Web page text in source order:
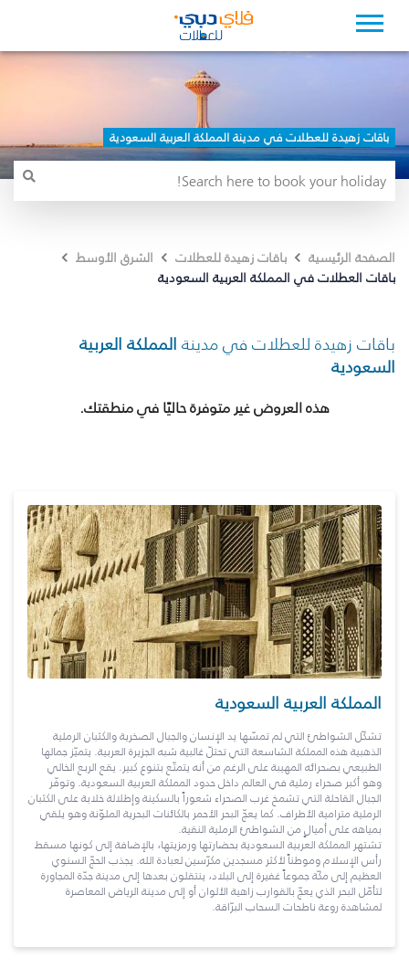
باقات زهيدة للعطلات في مدينة المملكة العربية السعودية
الصفحة الرئيسية باقات زهيدة للعطلات
الشرق الأوسط
باقات العطلات في المملكة العربية السعودية
باقات زهيدة للعطلات في مدينة المملكة العربية
السعودية
هذه العروض غير متوفرة حاليًا في منطقتك.
المملكة العربية السعودية
تشكّل الشواطئ التي لم تمسّها يد الإنسان والجبال الصخرية والكثبان الرملية
الذهبية هذه المملكة الشاسعة التي تحتلّ غالبية شبه الجزيرة العربية. يتميّز جمالها
الطبيعي بصحرائه المهيبة على الرغم من أنه يتمتّع بتنوع كبير. يقع الربع الخالي
وهو أكبر صحراء رملية في العالم داخل حدود المملكة العربية السعودية. وتوفّر
الجبال القاحلة التي تشمخ غرب الصحراء شعوراً بالسكينة وإطلالة خلابة على الكثبان
الرملية مترامية الأطراف. كما يعجّ البحر الأحمر بالكائنات البحرية الملوّنة وهو يلقي
بمياهه على أميالٍ من الشواطئ الرملية النقية.
تشتهر المملكة العربية السعودية بحضارتها ورمزيتها، بالإضافة إلى كونها مسقط
رأس الإسلام وموطناً لأكثر مسجدين مكرّسين لعبادة الله. يجذب الحجّ السنوي
العظيم إلى مكّة جموعاً غفيرة إلى البلاد، ينتقلون بعدها إلى مدينة جدّة المجاورة
لتأمّل البحر الذي يعجّ بالقوارب زاهية الألوان أو إلى مدينة الرياض المعاصرة
لمشاهدة روعة ناطحات السحاب البرّاقة.